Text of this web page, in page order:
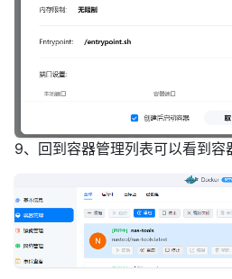
9、回到容器管理列表可以看到容